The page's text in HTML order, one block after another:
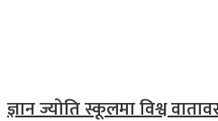
ज्ञान ज्योति स्कूलमा विश्व